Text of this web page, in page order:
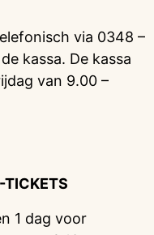
via 0348 –
kassa. De kassa
van 9.00 –
TICKETS
1 dag voor